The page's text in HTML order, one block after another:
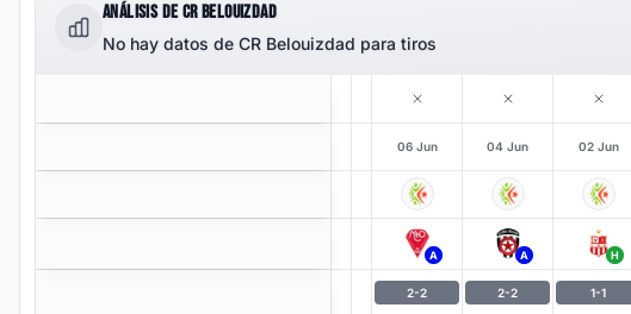
ANÁLISIS DE CR BELOUIZDAD
No hay datos de CR Belouizdad para tiros
06 Jun 04 Jun 02 Jun
A A H
2-2 2-2 1-1